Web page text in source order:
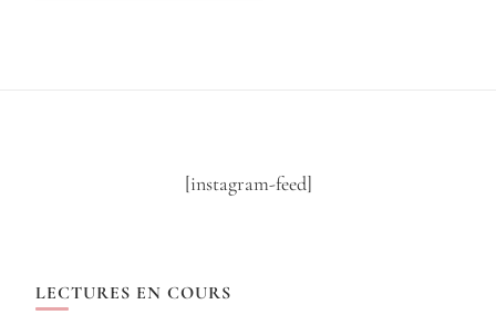
[instagram-feed]
LECTURES EN COURS